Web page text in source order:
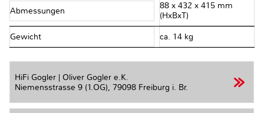
Abmessungen
88 x 432 x 415 mm
(HxBxT)
Gewicht ca. 14 kg
HiFi Gogler | Oliver Gogler e.K.
Niemensstrasse 9 (1.OG), 79098 Freiburg i. Br.